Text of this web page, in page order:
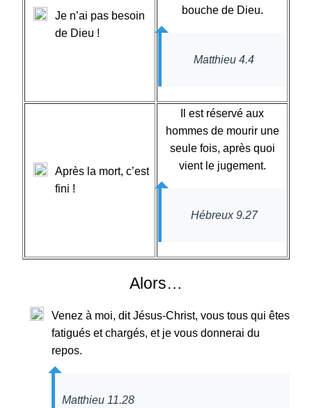
Je n’ai pas besoin
de Dieu !
bouche de Dieu.
Matthieu 4.4
Après la mort, c’est
fini !
Il est réservé aux
hommes de mourir une
seule fois, après quoi
vient le jugement.
Hébreux 9.27
Alors…
Venez à moi, dit Jésus-Christ, vous tous qui êtes
fatigués et chargés, et je vous donnerai du
repos.
Matthieu 11.28